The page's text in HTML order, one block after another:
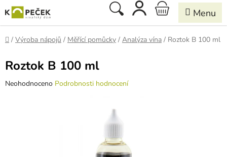
na
obsah
Hledat
NÁKUPNÍ
KOŠÍK
Domů
/ Výroba nápojů / Měřící pomůcky / Analýza vína / Roztok B 100 ml
Roztok B 100 ml
Průměrné
Neohodnoceno Podrobnosti hodnocení